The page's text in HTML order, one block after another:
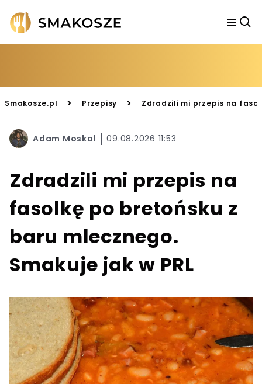
Smakosze.pl > Przepisy > Zdradzili mi przepis na
Adam Moskal 09.08.2026 11:53
Zdradzili mi przepis na
fasolkę po bretońsku z
baru mlecznego.
Smakuje jak w PRL